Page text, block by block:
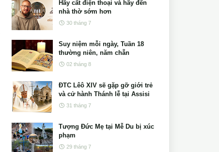
Hãy cất điện thoại và hãy đến
nhà thờ sớm hơn
30 tháng 7
Suy niệm mỗi ngày, Tuần 18
thường niên, năm chẵn
02 tháng 8
ĐTC Lêô XIV sẽ gặp gỡ giới trẻ
và cử hành Thánh lễ tại Assisi
31 tháng 7
Tượng Đức Mẹ tại Mễ Du bị xúc
phạm
29 tháng 7